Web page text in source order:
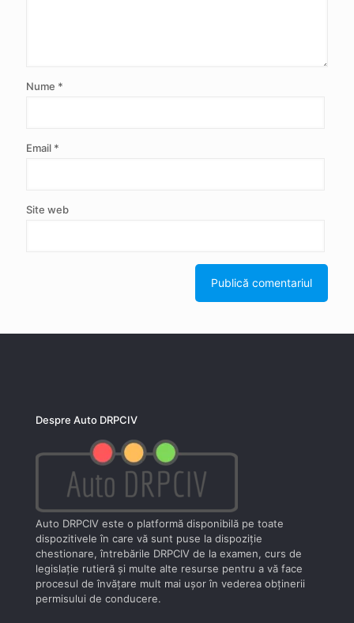
Nume *
Email *
Site web
Despre Auto DRPCIV
Auto DRPCIV este o platformă disponibilă pe toate
dispozitivele în care vă sunt puse la dispoziţie
chestionare, întrebările DRPCIV de la examen, curs de
legislaţie rutieră şi multe alte resurse pentru a vă face
procesul de învăţare mult mai uşor în vederea obţinerii
permisului de conducere.